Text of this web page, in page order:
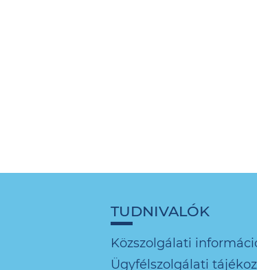
TUDNIVALÓK
Közszolgálati
Ügyfélszolgálati